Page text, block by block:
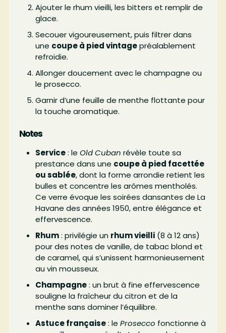
Ajouter le rhum vieilli, les bitters et remplir de
glace.
Secouer vigoureusement, puis filtrer dans
une coupe à pied vintagepréalablement
refroidie.
Allonger doucement avec le champagne ou
le prosecco.
Garnir d’une feuille de menthe flottante pour
la touche aromatique.
Notes
Service: le Old Cuban révèle toute sa
prestance dans une coupe à pied facettée
ou sablée, dont la forme arrondie retient les
bulles et concentre les arômes mentholés.
Ce verre évoque les soirées dansantes de La
Havane des années 1950, entre élégance et
effervescence.
Rhum: privilégie un rhum vieilli(8 à 12 ans)
pour des notes de vanille, de tabac blond et
de caramel, qui s’unissent harmonieusement
au vin mousseux.
Champagne: un brut à fine effervescence
souligne la fraîcheur du citron et de la
menthe sans dominer l’équilibre.
Astuce française: le Prosecco fonctionne à